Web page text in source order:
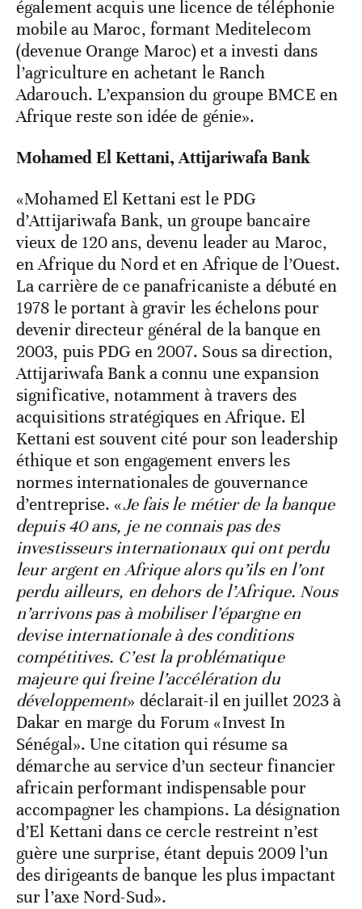
également acquis une licence de téléphonie
mobile au Maroc, formant Meditelecom
(devenue Orange Maroc) et a investi dans
l’agriculture en achetant le Ranch
Adarouch. L’expansion du groupe BMCE en
Afrique reste son idée de génie».
Mohamed El Kettani, Attijariwafa Bank
«Mohamed El Kettani est le PDG
d’Attijariwafa Bank, un groupe bancaire
vieux de 120 ans, devenu leader au Maroc,
en Afrique du Nord et en Afrique de l’Ouest.
La carrière de ce panafricaniste a débuté en
1978 le portant à gravir les échelons pour
devenir directeur général de la banque en
2003, puis PDG en 2007. Sous sa direction,
Attijariwafa Bank a connu une expansion
significative, notamment à travers des
acquisitions stratégiques en Afrique. El
Kettani est souvent cité pour son leadership
éthique et son engagement envers les
normes internationales de gouvernance
d’entreprise. «Je fais le métier de la banque
depuis 40 ans, je ne connais pas des
investisseurs internationaux qui ont perdu
leur argent en Afrique alors qu’ils en l’ont
perdu ailleurs, en dehors de l’Afrique. Nous
n’arrivons pas à mobiliser l’épargne en
devise internationale à des conditions
compétitives. C’est la problématique
majeure qui freine l’accélération du
développement» déclarait-il en juillet 2023 à
Dakar en marge du Forum «Invest In
Sénégal». Une citation qui résume sa
démarche au service d’un secteur financier
africain performant indispensable pour
accompagner les champions. La désignation
d’El Kettani dans ce cercle restreint n’est
guère une surprise, étant depuis 2009 l’un
des dirigeants de banque les plus impactant
sur l’axe Nord-Sud».